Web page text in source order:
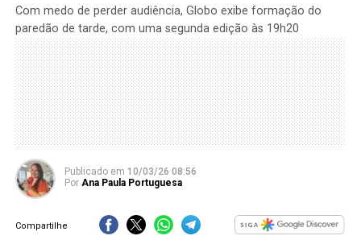
Com medo de perder audiência, Globo exibe formação do
paredão de tarde, com uma segunda edição às 19h20
Publicado em 10/03/26 08:56
Por Ana Paula Portuguesa
Compartilhe